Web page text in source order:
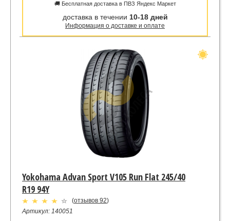
🚚 Бесплатная доставка в ПВЗ Яндекс Маркет
доставка в течении 10-18 дней
Информация о доставке и оплате
Yokohama Advan Sport V105 Run Flat 245/40
R19 94Y
(отзывов 92)
Артикул: 140051